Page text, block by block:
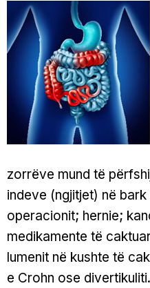
zorrëve mund të
indeve (ngjitjet) në
operacionit; hernie;
medikamente të
lumenit në kushte të
e Crohn ose divertikuliti.